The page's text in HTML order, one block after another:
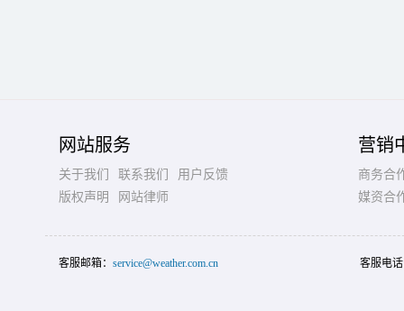
网站服务
关于我们 联系我们
用户反馈
版权声明
网站律师
营销
商务合
媒资合
客服邮箱： service@weather.com.cn 客服电